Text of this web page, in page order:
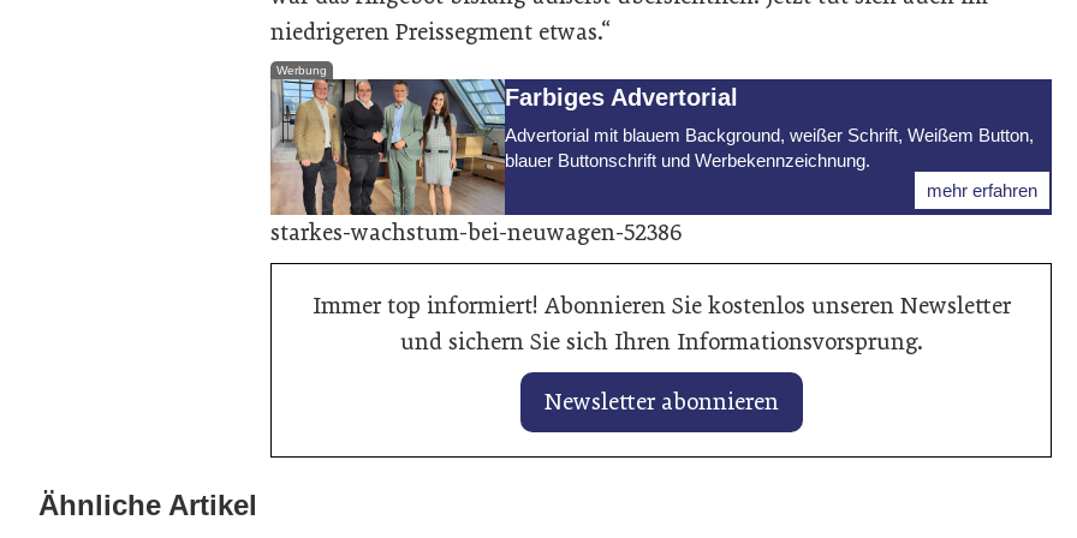
niedrigeren Preissegment etwas.“
Werbung
Farbiges Advertorial
Advertorial mit blauem Background, weißer Schrift, Weißem Button,
blauer Buttonschrift und Werbekennzeichnung.
mehr erfahren
starkes-wachstum-bei-neuwagen-52386
Immer top informiert! Abonnieren Sie kostenlos unseren Newsletter
und sichern Sie sich Ihren Informationsvorsprung.
Newsletter abonnieren
Ähnliche Artikel
KI hilft beim perfekten
Volkswagen,